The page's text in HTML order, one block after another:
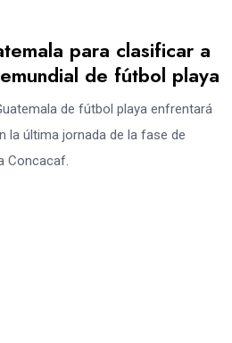
para clasificar a
de fútbol playa
de fútbol playa enfrentará
la última jornada de la fase de
Concacaf.